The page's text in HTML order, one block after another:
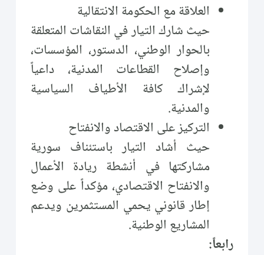
العلاقة مع الحكومة الانتقالية
حيث شارك التيار في النقاشات المتعلقة
بالحوار الوطني، الدستور، المؤسسات،
وإصلاح القطاعات المدنية، داعياً
لإشراك كافة الأطياف السياسية
والمدنية.
التركيز على الاقتصاد والانفتاح
حيث أشاد التيار باستئناف سورية
مشاركتها في أنشطة ريادة الأعمال
والانفتاح الاقتصادي، مؤكداً على وضع
إطار قانوني يحمي المستثمرين ويدعم
المشاريع الوطنية.
رابعاً: